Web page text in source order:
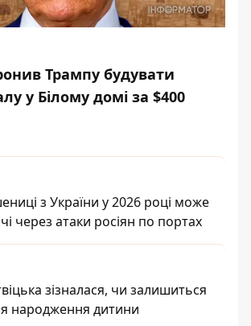
Трампу будувати
у Білому домі за $400
з України у 2026 році може
через атаки росіян по портах
зізналася, чи залишиться
народження дитини